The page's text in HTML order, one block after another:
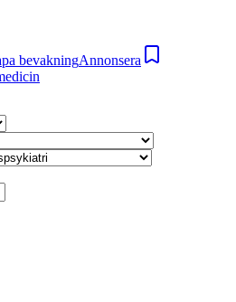
bevakningAnnonsera